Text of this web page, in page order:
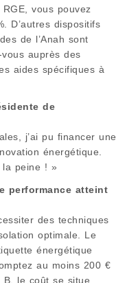
vous pouvez
D’autres dispositifs
de l’Anah sont
auprès des
aides spécifiques à
de
j’ai pu financer une
énergétique.
la peine ! »
performance atteint
des techniques
optimale. Le
énergétique
au moins 200 €
B, le coût se situe